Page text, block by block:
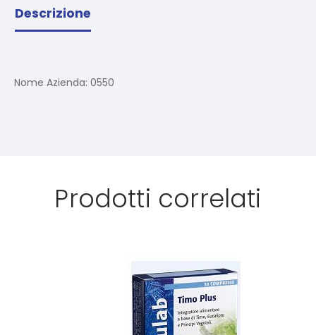
Descrizione
Nome Azienda: 0550
Prodotti correlati